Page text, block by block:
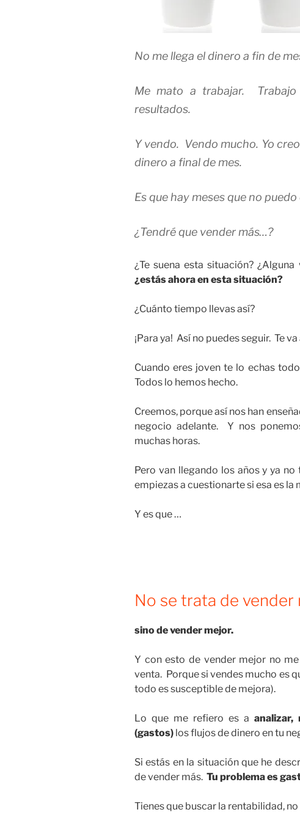
No me llega el dinero a fin de
Me mato a trabajar.
resultados.
Y vendo. Vendo mucho. Yo
dinero a final de mes.
Es que hay meses que no
¿Tendré que vender más…?
¿Te suena esta situación?
¿estás ahora en esta situación?
¿Cuánto tiempo llevas así?
¡Para ya! Así no puedes seguir. Te
Cuando eres joven te lo echas
Todos lo hemos hecho.
Creemos, porque así nos han
negocio adelante. Y nos
muchas horas.
Pero van llegando los años y ya
empiezas a cuestionarte si esa es
Y es que …
No se trata de vender
sino de vender mejor.
Y con esto de vender mejor no
venta. Porque si vendes mucho es
todo es susceptible de mejora).
Lo que me refiero es a analizar,
(gastos) los flujos de dinero en tu
Si estás en la situación que he
de vender más. Tu problema es
Tienes que buscar la rentabilidad,